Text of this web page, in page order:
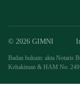
© 2026 GIMNI
Badan hukum: akta Notaris
Kehakiman & HAM No.